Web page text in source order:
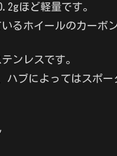
ほど軽量です。
るホイールのカーボ
ンレスです。
ハブによってはスポ